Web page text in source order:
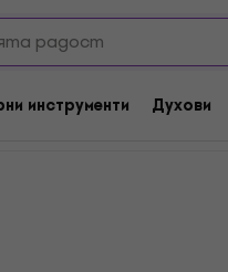
инструменти Духови